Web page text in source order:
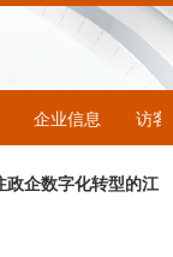
企业信息 访客
政企数字化转型的江